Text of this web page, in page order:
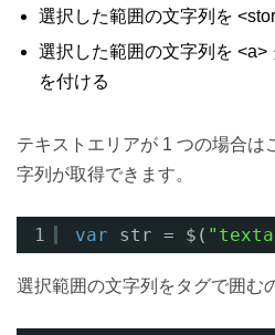
選択した範囲の文字列を
選択した範囲の文字列を <a>
を付ける
テキストエリアが 1 つの場合は
字列が取得できます。
1 var str = $(
選択範囲の文字列をタグで囲む